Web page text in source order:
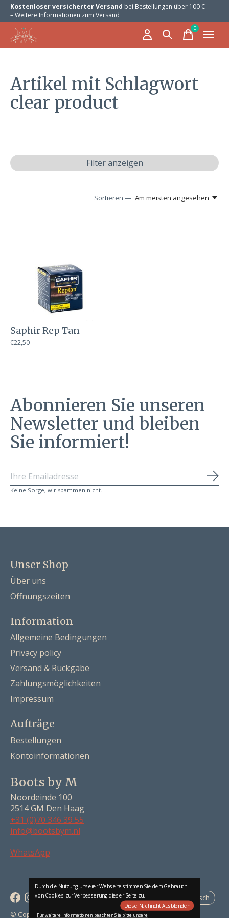
Kostenloser versicherter Versand bei Bestellungen über 100 €
–Weitere Informationen zum Versand
0items
Artikel mit Schlagwort
clear product
Filter anzeigen
Sortieren — Am meisten angesehen
Saphir Rep Tan
€22,50
Abonnieren Sie unseren
Newsletter und bleiben
Sie informiert!
Keine Sorge, wir spammen nicht.
Unser Shop
Über uns
Öffnungszeiten
Information
Allgemeine Bedingungen
Privacy policy
Versand & Rückgabe
Zahlungsmöglichkeiten
Impressum
Aufträge
Bestellungen
Kontoinformationen
Boots by M
Noordeinde 100
2514 GM Den Haag
+31 (0)70 346 39 55
info@bootsbym.nl
WhatsApp
© Copyright 2026 Boots by MRSS feed
Deutsch
English
Durch die Nutzung unserer Webseite stimmen Sie dem Gebrauch
von Cookies zur Verbesserung dieser Seite zu.
Diese Nachricht Ausblenden
Für weitere Informationen beachten Sie bitte unsere